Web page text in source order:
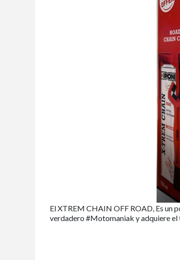
El XTREM CHAIN OFF ROAD, Es un
verdadero #Motomaniak y adquiere el